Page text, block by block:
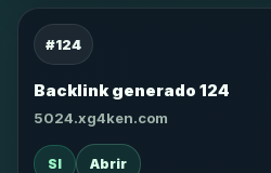
#124
Backlink generado 124
5024.xg4ken.com
SI Abrir